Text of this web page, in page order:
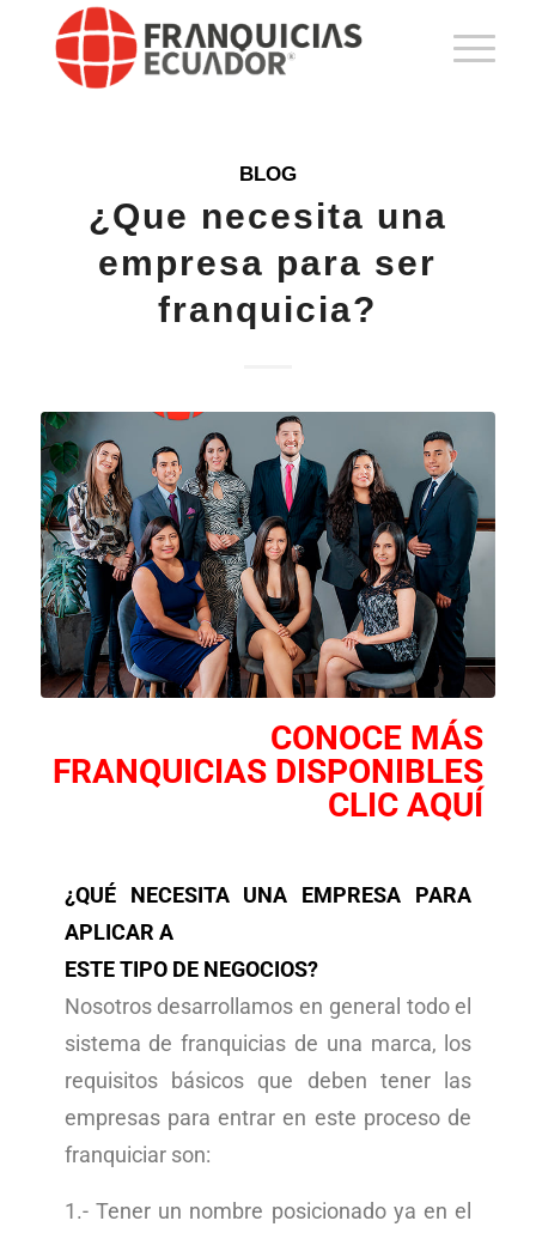
BLOG
¿Que necesita una
empresa para ser
franquicia?
CONOCE MÁS
FRANQUICIAS DISPONIBLES
CLIC AQUÍ
¿QUÉ NECESITA UNA EMPRESA PARA
APLICAR A
ESTE TIPO DE NEGOCIOS?
Nosotros desarrollamos en general todo el
sistema de franquicias de una marca, los
requisitos básicos que deben tener las
empresas para entrar en este proceso de
franquiciar son:
1.- Tener un nombre posicionado ya en el